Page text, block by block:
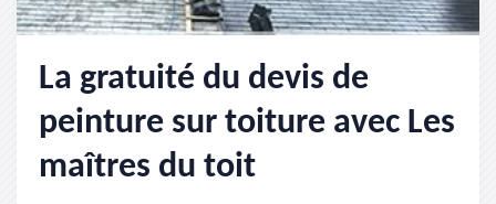
La gratuité du devis de
peinture sur toiture avec Les
maîtres du toit